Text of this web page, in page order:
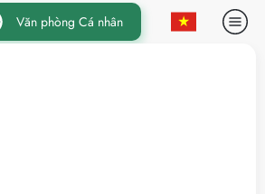
Văn phòng Cá nhân